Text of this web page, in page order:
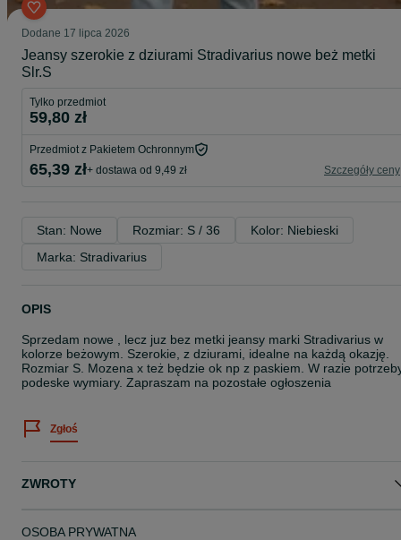
Dodane 17 lipca 2026
Jeansy szerokie z dziurami Stradivarius nowe beż metki
Slr.S
Tylko przedmiot
59,80 zł
Przedmiot z Pakietem Ochronnym
65,39 zł+ dostawa od 9,49 zł Szczegóły ceny
Stan: Nowe Rozmiar: S / 36
Kolor: Niebieski
Marka: Stradivarius
OPIS
Sprzedam nowe , lecz juz bez metki jeansy marki Stradivarius w
kolorze beżowym. Szerokie, z dziurami, idealne na każdą okazję.
Rozmiar S. Mozena x też będzie ok np z paskiem. W razie
podeske wymiary. Zapraszam na pozostałe ogłoszenia
Zgłoś
ZWROTY
OSOBA PRYWATNA